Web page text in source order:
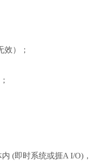
效）；
(即时系统或捱A I/O)